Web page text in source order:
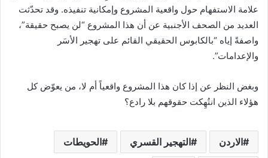
علامة الاستفهام حول واقعية المشروع وإمكانية تنفيذه. وقد تحدّثت
العديد من الصحف الأجنبية عن أن هذا المشروع “لن يصبح حقيقة”،
واصفةً إياه “بالكابوس الحقيقي القائم على تهجير الأسَر
والإعدامات”.
وبغض النظر عن إذا كان هذا المشروع واقعياً أم لا، من يعوّض كل
هؤلاء الذين انتُهِكت حقوقهم بلا رادع؟
الاردن التهجير القسري الحويطات